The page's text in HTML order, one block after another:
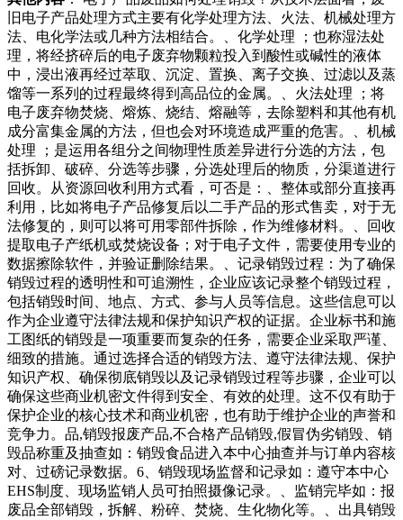
旧电子产品处理方式主要有化学处理方法、火法、机械处理方
法、电化学法或几种方法相结合。、化学处理 ；也称湿法处
理，将经挤碎后的电子废弃物颗粒投入到酸性或碱性的液体
中，浸出液再经过萃取、沉淀、置换、离子交换、过滤以及蒸
馏等一系列的过程最终得到高品位的金属。、火法处理 ；将
电子废弃物焚烧、熔炼、烧结、熔融等，去除塑料和其他有机
成分富集金属的方法，但也会对环境造成严重的危害。、机械
处理 ；是运用各组分之间物理性质差异进行分选的方法，包
括拆卸、破碎、分选等步骤，分选处理后的物质，分渠道进行
回收。从资源回收利用方式看，可否是：、整体或部分直接再
利用，比如将电子产品修复后以二手产品的形式售卖，对于无
法修复的，则可以将可用零部件拆除，作为维修材料。、回收
提取电子产纸机或焚烧设备；对于电子文件，需要使用专业的
数据擦除软件，并验证删除结果。、记录销毁过程：为了确保
销毁过程的透明性和可追溯性，企业应该记录整个销毁过程，
包括销毁时间、地点、方式、参与人员等信息。这些信息可以
作为企业遵守法律法规和保护知识产权的证据。企业标书和施
工图纸的销毁是一项重要而复杂的任务，需要企业采取严谨、
细致的措施。通过选择合适的销毁方法、遵守法律法规、保护
知识产权、确保彻底销毁以及记录销毁过程等步骤，企业可以
确保这些商业机密文件得到安全、有效的处理。这不仅有助于
保护企业的核心技术和商业机密，也有助于维护企业的声誉和
竞争力。品,销毁报废产品,不合格产品销毁,假冒伪劣销毁、销
毁品称重及抽查如：销毁食品进入本中心抽查并与订单内容核
对、过磅记录数据。6、销毁现场监督和记录如：遵守本中心
EHS制度、现场监销人员可拍照摄像记录。、监销完毕如：报
废品全部销毁，拆解、粉碎、焚烧、生化物化等。、出具销毁